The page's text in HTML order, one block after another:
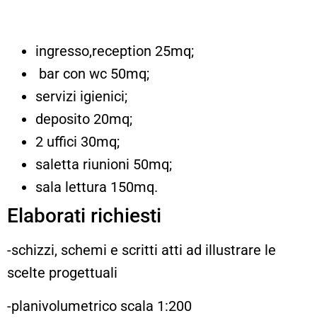
ingresso,reception 25mq;
bar con wc 50mq;
servizi igienici;
deposito 20mq;
2 uffici 30mq;
saletta riunioni 50mq;
sala lettura 150mq.
Elaborati richiesti
-schizzi, schemi e scritti atti ad illustrare le
scelte progettuali
-planivolumetrico scala 1:200